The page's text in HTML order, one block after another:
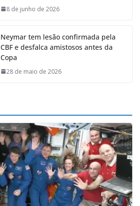
8 de junho de 2026
Neymar tem lesão confirmada pela
CBF e desfalca amistosos antes da
Copa
28 de maio de 2026